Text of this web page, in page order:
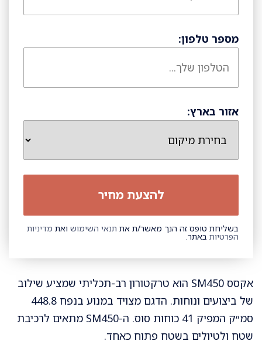
מספר טלפון:
אזור בארץ:
בשליחת טופס זה הנך מאשר/ת את תנאי השימוש ואת מדיניות
הפרטיות באתר.
אקסס SM450 הוא טרקטורון רב-תכליתי שמציע שילוב
של ביצועים ונוחות. הדגם מצויד במנוע בנפח 448.8
סמ״ק המפיק 41 כוחות סוס. ה-SM450 מתאים לרכיבת
שטח ולטיולים בשטח פתוח כאחד.